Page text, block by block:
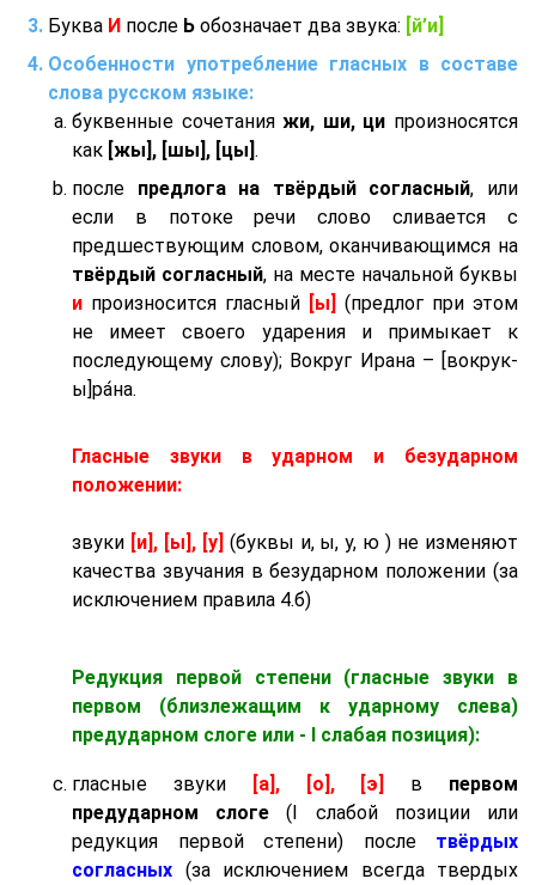
Буква И после Ь обозначает два звука: [й’и]
Особенности употребление гласных в составе
слова русском языке:
буквенные сочетанияжи, ши, ци произносятся
как [жы], [шы], [цы].
после предлога на твёрдый согласный, или
если в потоке речи слово сливается с
предшествующим словом, оканчивающимся на
твёрдый согласный, на месте начальной буквы
и произносится гласный [ы] (предлог при этом
не имеет своего ударения и примыкает к
последующему слову); Вокруг Ирана – [вокрук-
ы]ра́на.
Гласные звуки в ударном и безударном
положении:
звуки [и], [ы], [у] (буквы и, ы, у, ю ) не изменяют
качества звучания в безударном положении (за
исключением правила 4.б)
Редукция первой степени (гласные звуки в
первом (близлежащим к ударному слева)
предударном слоге или - I слабая позиция):
гласные звуки [а], [о], [э] в первом
предударном слоге (I слабой позиции или
редукция первой степени) послетвёрдых
согласных (за исключением всегда твердых